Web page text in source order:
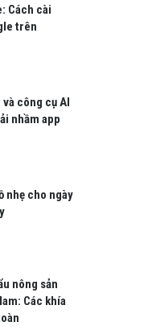
Cách cài
trên
công cụ AI
nhầm app
nhẹ cho ngày
nông sản
Các khía